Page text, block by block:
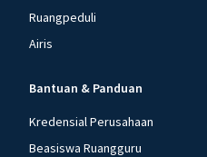
Ruangpeduli
Airis
Bantuan & Panduan
Kredensial Perusahaan
Beasiswa Ruangguru